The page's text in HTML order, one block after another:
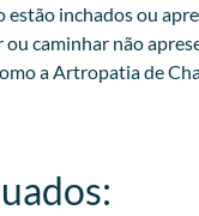
estão inchados ou
ou caminhar não
a Artropatia de